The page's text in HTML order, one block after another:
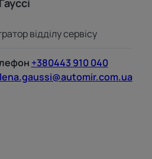
Гауссі
відділу сервісу
+380443 910 040